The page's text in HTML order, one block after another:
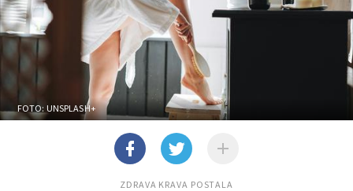
FOTO: UNSPLASH+
ZDRAVA KRAVA POSTALA